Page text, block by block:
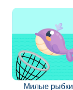
Милые рыбки